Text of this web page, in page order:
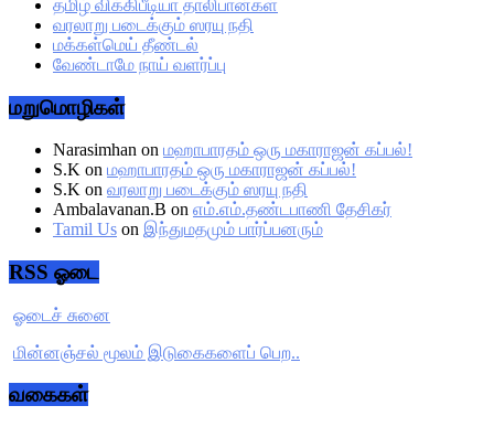
தமிழ் விக்கிபீடியா தாலிபான்கள்
வரலாறு படைக்கும் ஸரயு நதி
மக்கள்மெய் தீண்டல்
வேண்டாமே நாய் வளர்ப்பு
மறுமொழிகள்
Narasimhan on மஹாபாரதம் ஒரு மகாராஜன் கப்பல்!
S.K on மஹாபாரதம் ஒரு மகாராஜன் கப்பல்!
S.K on வரலாறு படைக்கும் ஸரயு நதி
Ambalavanan.B on எம்.எம்.தண்டபாணி தேசிகர்
Tamil Us on இந்துமதமும் பார்ப்பனரும்
RSS ஓடை
ஓடைச் சுனை
மின்னஞ்சல் மூலம் இடுகைகளைப் பெற..
வகைகள்